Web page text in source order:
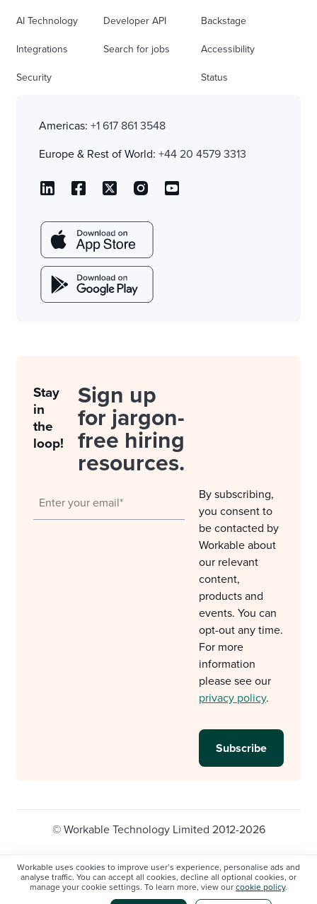
Workable uses cookies to improve user’s experience, personalise ads and
analyse traffic. You can accept all cookies, decline all optional cookies, or
manage your cookie settings. To learn more, view our cookie policy.
AI Technology
Integrations
Security
Developer API
Search for jobs
Backstage
Accessibility
Status
Americas: +1 617 861 3548
Europe & Rest of World: +44 20 4579 3313
Stay
in
the
loop!
Sign up
for jargon-
free hiring
resources.
By subscribing,
you consent to
be contacted by
Workable about
our relevant
content,
products and
events. You can
opt-out any time.
For more
information
please see our
privacy policy.
© Workable Technology Limited 2012-2026
Privacy policy
Cookie Settings
Do not sell/share my personal information